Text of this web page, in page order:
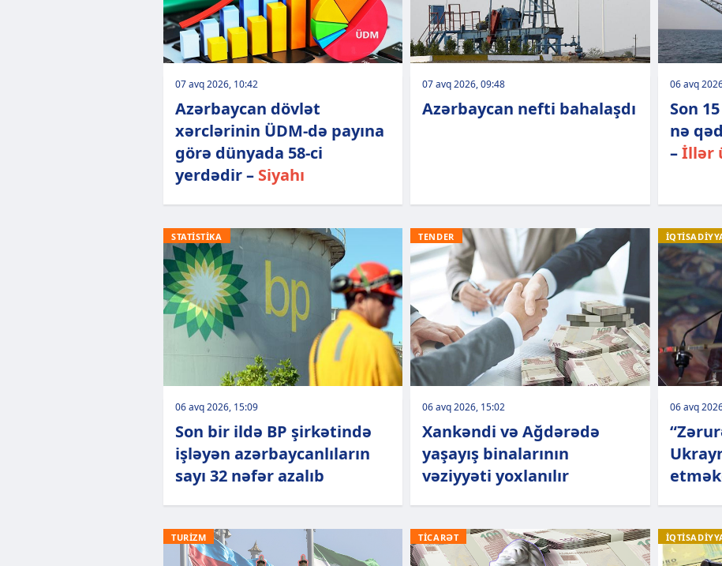
07 avq 2026, 10:42
Azərbaycan dövlət
xərclərinin ÜDM-də payına
görə dünyada 58-ci
yerdədir – Siyahı
07 avq 2026, 09:48
Azərbaycan nefti bahalaşdı
06 avq
Son
nə
–İllər
STATİSTİKA
06 avq 2026, 15:09
Son bir ildə BP şirkətində
işləyən azərbaycanlıların
sayı 32 nəfər azalıb
TENDER
06 avq 2026, 15:02
Xankəndi və Ağdərədə
yaşayış binalarının
vəziyyəti yoxlanılır
06 avq
TURİZM TİCARƏT